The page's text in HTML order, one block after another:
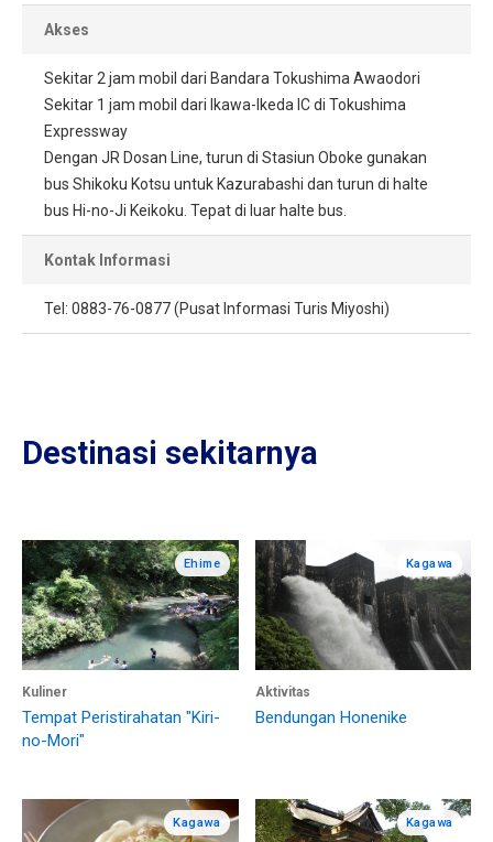
Akses
Sekitar 2 jam mobil dari Bandara Tokushima Awaodori
Sekitar 1 jam mobil dari Ikawa-Ikeda IC di Tokushima
Expressway
Dengan JR Dosan Line, turun di Stasiun Oboke gunakan
bus Shikoku Kotsu untuk Kazurabashi dan turun di halte
bus Hi-no-Ji Keikoku. Tepat di luar halte bus.
Kontak Informasi
Tel: 0883-76-0877 (Pusat Informasi Turis Miyoshi)
Destinasi sekitarnya
Ehime
Kuliner
Tempat Peristirahatan "Kiri-
no-Mori"
Kagawa
Aktivitas
Bendungan Honenike
Kagawa Kagawa